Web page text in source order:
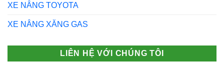
XE NÂNG TOYOTA
XE NÂNG XĂNG GAS
LIÊN HỆ VỚI CHÚNG TÔI